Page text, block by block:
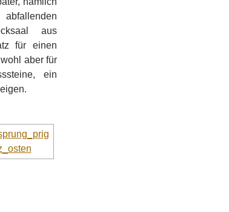
aus
für einen
aber für
ein